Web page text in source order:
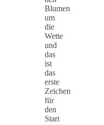
Blumen
um
die
Wette
und
das
ist
das
erste
Zeichen
für
den
Start